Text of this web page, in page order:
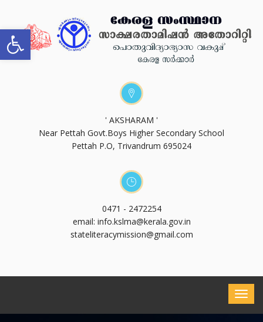
Open toolbar
' AKSHARAM '
Near Pettah Govt.Boys Higher Secondary School
Pettah P.O, Trivandrum 695024
0471 - 2472254
email: info.kslma@kerala.gov.in
stateliteracymission@gmail.com